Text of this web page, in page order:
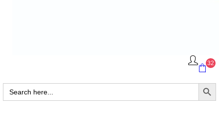
32
Search
for:
Search